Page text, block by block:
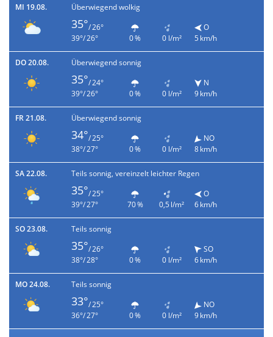
MI 19.08. Überwiegend wolkig
35°/ 26°
39°/ 26°
0 % 0 l/m²
O
5 km/h
DO 20.08. Überwiegend sonnig
35°/ 24°
39°/ 26°
0 % 0 l/m²
N
9 km/h
FR 21.08. Überwiegend sonnig
34°/ 25°
38°/ 27°
0 % 0 l/m²
NO
8 km/h
SA 22.08. Teils sonnig, vereinzelt leichter Regen
35°/ 25°
39°/ 27°
70 % 0,5 l/m²
O
6 km/h
SO 23.08. Teils sonnig
35°/ 26°
38°/ 28°
0 % 0 l/m²
SO
6 km/h
MO 24.08. Teils sonnig
33°/ 25°
36°/ 27°
0 % 0 l/m²
NO
9 km/h